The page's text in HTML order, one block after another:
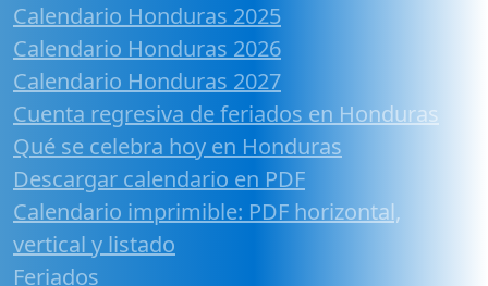
Calendario Honduras 2025
Calendario Honduras 2026
Calendario Honduras 2027
Cuenta regresiva de feriados en Honduras
Qué se celebra hoy en Honduras
Descargar calendario en PDF
Calendario imprimible: PDF horizontal,
vertical y listado
Feriados